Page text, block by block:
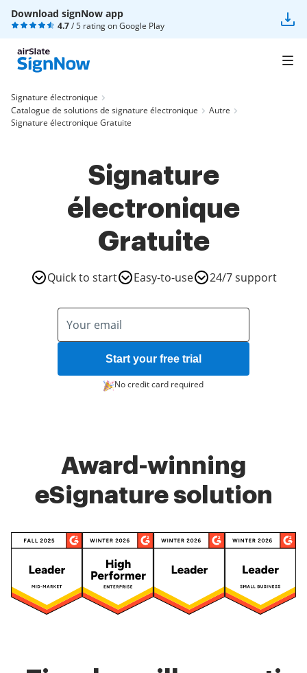
Download signNow app
4.7/ 5 rating onGoogle Play
Signature électronique
Catalogue de solutions de signature électronique
Autre
Signature électronique Gratuite
Signature
électronique
Gratuite
Quick to start Easy-to-use 24/7 support
Start your free trial
No credit card required
Award-winning
eSignature solution